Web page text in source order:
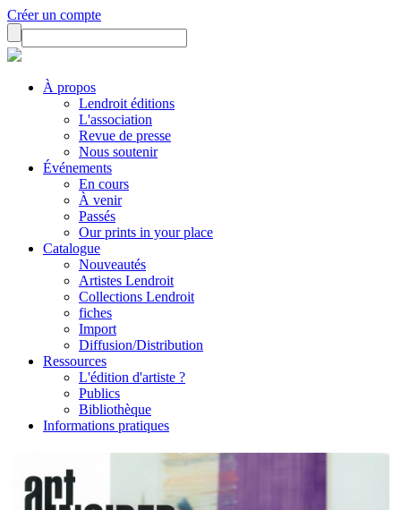
Créer un compte
À propos
Lendroit éditions
L'association
Revue de presse
Nous soutenir
Événements
En cours
À venir
Passés
Our prints in your place
Catalogue
Nouveautés
Artistes Lendroit
Collections Lendroit
fiches
Import
Diffusion/Distribution
Ressources
L'édition d'artiste ?
Publics
Bibliothèque
Informations pratiques